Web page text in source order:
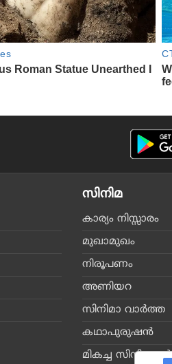
സിനിമ
കാര്യം നിസ്സാരം
മുഖാമുഖം
നിരൂപണം
അണിയറ
സിനിമാ വാര്‍ത്ത
കഥാപുരുഷന്‍
മികച്ച സിനിമകള്‍